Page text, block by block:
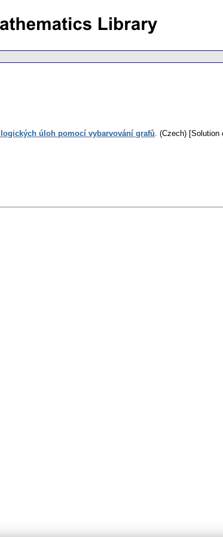
úloh pomocí vybarvování grafů. (Czech) [Solution